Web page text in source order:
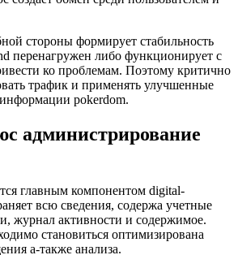
стороны формирует стабильность
перенагружен либо функционирует с
ко проблемам. Поэтому критично
трафик и применять улучшенные
pokerdom.
администрирование
главным компонентом digital-
всю сведения, содержа учетные
журнал активности и содержимое.
становиться оптимизирована
а-также анализа.